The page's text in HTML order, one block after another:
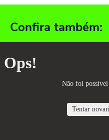
Confira também: